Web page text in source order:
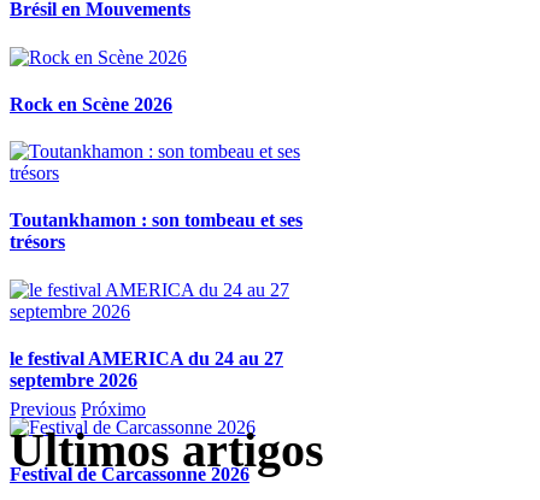
Brésil en Mouvements
Rock en Scène 2026
Toutankhamon : son tombeau et ses
trésors
le festival AMERICA du 24 au 27
septembre 2026
Festival de Carcassonne 2026
Previous Próximo
Ultimos artigos